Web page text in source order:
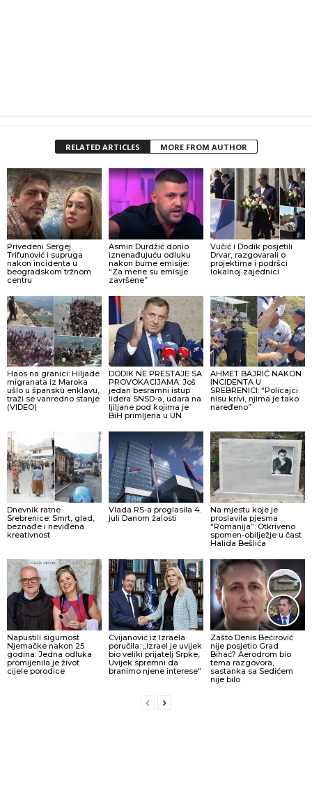
RELATED ARTICLES MORE FROM AUTHOR
Privedeni Sergej
Trifunović i supruga
nakon incidenta u
beogradskom tržnom
centru
Asmin Durdžić donio
iznenađujuću odluku
nakon burne emisije:
“Za mene su emisije
završene”
Vučić i Dodik posjetili
Drvar, razgovarali o
projektima i podršci
lokalnoj zajednici
Haos na granici: Hiljade
migranata iz Maroka
ušlo u špansku enklavu,
traži se vanredno stanje
(VIDEO)
DODIK NE PRESTAJE SA
PROVOKACIJAMA: Još
jedan besramni istup
lidera SNSD-a, udara na
ljiljane pod kojima je
BiH primljena u UN
AHMET BAJRIĆ NAKON
INCIDENTA U
SREBRENICI: “Policajci
nisu krivi, njima je tako
naređeno”
Dnevnik ratne
Srebrenice: Smrt, glad,
beznađe i neviđena
kreativnost
Vlada RS-a proglasila 4.
juli Danom žalosti
Na mjestu koje je
proslavila pjesma
“Romanija”: Otkriveno
spomen-obilježje u čast
Halida Bešlića
Napustili sigurnost
Njemačke nakon 25
godina: Jedna odluka
promijenila je život
cijele porodice
Cvijanović iz Izraela
poručila: „Izrael je uvijek
bio veliki prijatelj Srpke,
Uvijek spremni da
branimo njene interese“
Zašto Denis Bećirović
nije posjetio Grad
Bihać? Aerodrom bio
tema razgovora,
sastanka sa Sedićem
nije bilo